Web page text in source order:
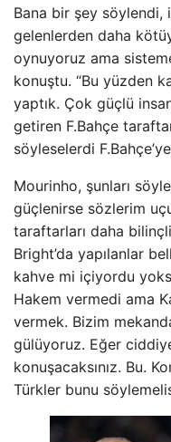
Bana bir şey söylendi,
gelenlerden daha
oynuyoruz ama
konuştu. “Bu yüzden
yaptık. Çok güçlü
getiren F.Bahçe
söyleselerdi
Mourinho, şunları
güçlenirse sözlerim
taraftarları daha
Bright’da yapılanlar
kahve mi içiyordu
Hakem vermedi ama
vermek. Bizim
gülüyoruz. Eğer
konuşacaksınız. Bu.
Türkler bunu